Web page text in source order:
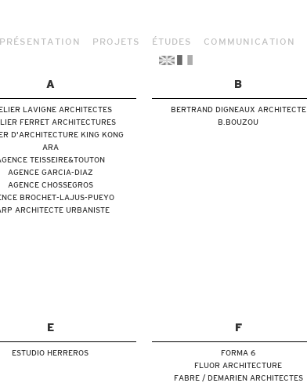
PRÉSENTATION PROJETS ÉTUDES COMMUNICATION
A
LAVIGNE ARCHITECTES
FERRET ARCHITECTURES
D'ARCHITECTURE KING KONG
ARA
TEISSEIRE&TOUTON
AGENCE GARCIA-DIAZ
AGENCE CHOSSEGROS
BROCHET-LAJUS-PUEYO
ARCHITECTE URBANISTE
B
BERTRAND DIGNEAUX ARCHITECTE
B.BOUZOU
E
ESTUDIO HERREROS
F
FORMA 6
FLUOR ARCHITECTURE
FABRE / DEMARIEN ARCHITECTES